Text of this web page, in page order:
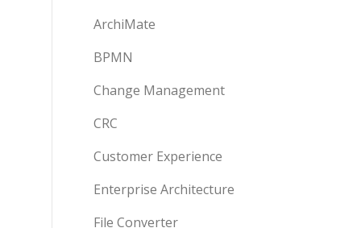
ArchiMate
BPMN
Change Management
CRC
Customer Experience
Enterprise Architecture
File Converter